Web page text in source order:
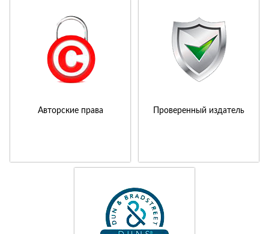
Авторские права Проверенный издатель